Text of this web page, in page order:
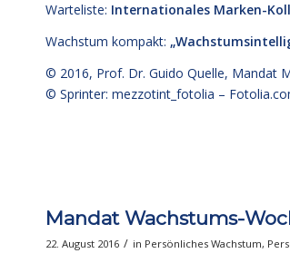
Warteliste: Internationales Marken-
Wachstum kompakt:
© 2016, Prof. Dr. Guido Quelle, Mandat
© Sprinter: mezzotint_fotolia –
Mandat Wachstums-
22. August 2016 / in Persönliches Wachstum,